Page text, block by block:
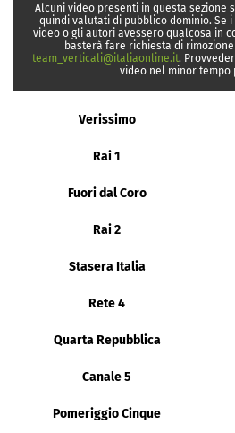
Alcuni video presenti in questa sezione
quindi valutati di pubblico dominio. Se
video o gli autori avessero qualcosa in
basterà fare richiesta di
team_verticali@italiaonline.it.
video nel minor tempo
Verissimo
Rai 1
Fuori dal Coro
Rai 2
Stasera Italia
Rete 4
Quarta Repubblica
Canale 5
Pomeriggio Cinque